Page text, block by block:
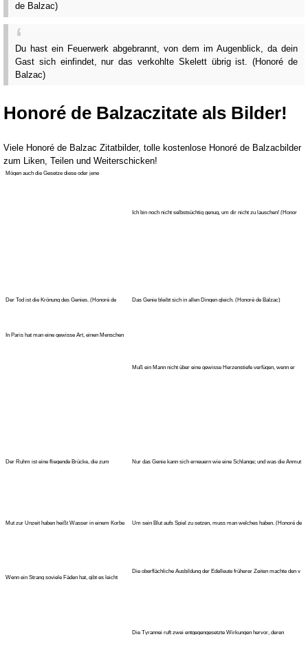
de Balzac)
Du hast ein Feuerwerk abgebrannt, von dem im Augenblick, da dein
Gast sich einfindet, nur das verkohlte Skelett übrig ist. (Honoré de
Balzac)
Honoré de Balzaczitate als Bilder!
Viele Honoré de Balzac Zitatbilder, tolle kostenlose Honoré de Balzacbilder
zum Liken, Teilen und Weiterschicken!
Mögen auch die Gesetze diese oder jene
Ich bin noch nicht selbstsüchtig genug, um dir nicht zu lauschen! (Honor
Der Tod ist die Krönung des Genies. (Honoré de
Das Genie bleibt sich in allen Dingen gleich. (Honoré de Balzac)
In Paris hat man eine gewisse Art, einen Menschen
Muß ein Mann nicht über eine gewisse Herzenstiefe verfügen, wenn er
Der Ruhm ist eine fliegende Brücke, die zum
Nur das Genie kann sich erneuern wie eine Schlange; und was die Anmut
Mut zur Unzeit haben heißt Wasser in einem Korbe
Um sein Blut aufs Spiel zu setzen, muss man welches haben. (Honoré de
Wenn ein Strang soviele Fäden hat, gibt es leicht
Die oberflächliche Ausbildung der Edelleute früherer Zeiten machte den v
Die Tyrannei ruft zwei entgegengesetzte Wirkungen hervor, deren